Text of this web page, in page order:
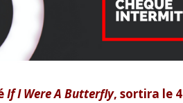
If I Were A Butterfly, sortira le 4